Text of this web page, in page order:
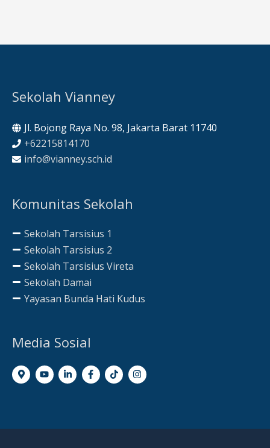
Sekolah Vianney
Jl. Bojong Raya No. 98, Jakarta Barat 11740
+62215814170
info@vianney.sch.id
Komunitas Sekolah
Sekolah Tarsisius 1
Sekolah Tarsisius 2
Sekolah Tarsisius Vireta
Sekolah Damai
Yayasan Bunda Hati Kudus
Media Sosial